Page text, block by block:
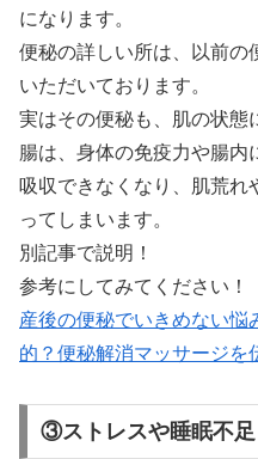
になります。
便秘の詳しい所は、以前の
いただいております。
実はその便秘も、肌の状態
腸は、身体の免疫力や腸内
吸収できなくなり、肌荒れ
ってしまいます。
別記事で説明！
参考にしてみてください！
産後の便秘でいきめない悩
的？便秘解消マッサージを
③ストレスや睡眠不足